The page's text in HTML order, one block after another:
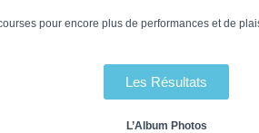
pour encore plus de performances et de
Les Résultats
L’Album Photos